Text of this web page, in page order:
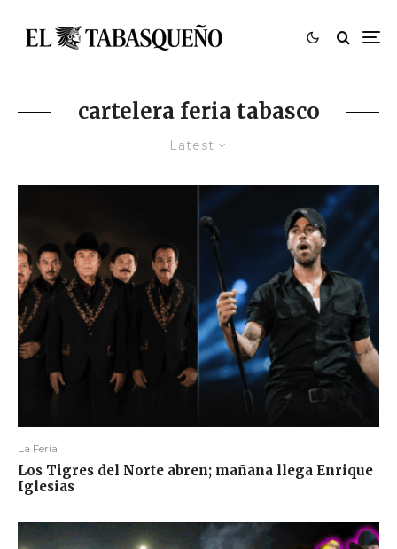
cartelera feria tabasco
Latest
La Feria
Los Tigres del Norte abren; mañana llega Enrique
Iglesias